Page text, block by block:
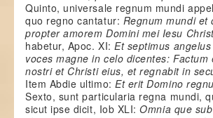
Quinto, universale regnum mundi
quo regno cantatur: Regnum mundi et
propter amorem Domini mei Iesu
habetur, Apoc. XI:Et septimus
voces magne in celo dicentes:
nostri et Christi eius, et regnabit in
Item Abdie ultimo:Et erit Domino
Sexto, sunt particularia regna mundi,
sicut ipse dicit, Iob XLI:Omnia que